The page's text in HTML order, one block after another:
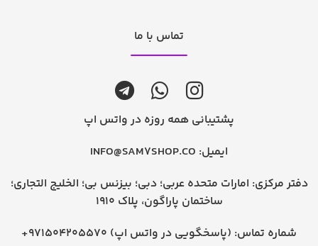
تماس با ما
پشتیبانی همه روزه در واتس اپ
ایمیل: INFO@SAM7SHOP.CO
دفتر مرکزی: امارات متحده عربی؛ دبی؛ بیزنس بی؛ الخلیج التجاری؛
ساختمان پاراگون، پلاک 1910
شماره تماس: +971504205570 (پاسخگویی در واتس اپ)